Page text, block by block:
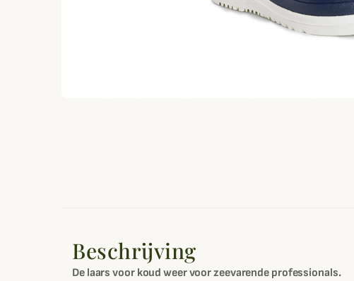
Beschrijving
De laars voor koud weer voor zeevarende professionals.